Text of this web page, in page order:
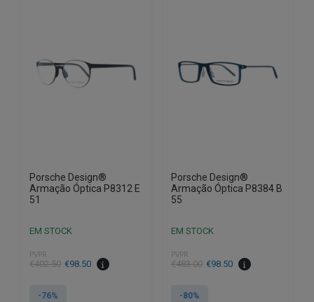
Porsche Design®
Armação Óptica P8312 E
51
EM STOCK
PVPR
€402.50
O
original
€98.50
O
atual
-76%
Porsche Design®
Armação Óptica P8384 B
55
EM STOCK
PVPR
€483.00
O
original
€98.50
O
atual
-80%